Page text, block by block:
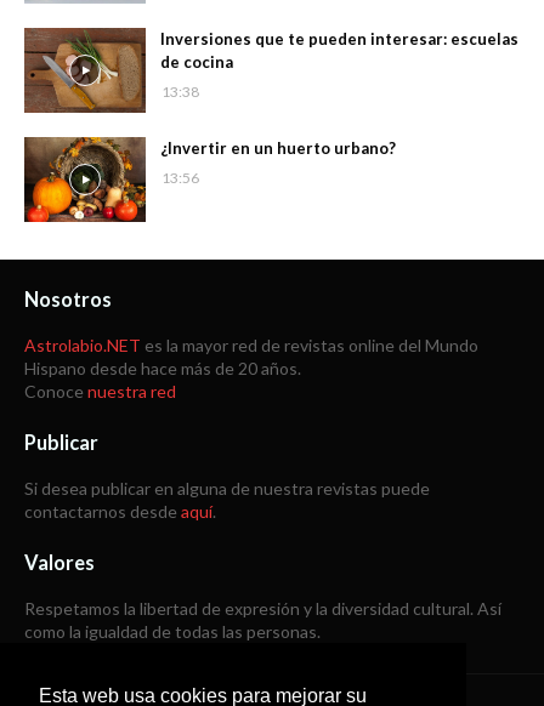
Esta web usa cookies para mejorar su
Inversiones que te pueden interesar: escuelas
de cocina
13:38
¿Invertir en un huerto urbano?
13:56
Nosotros
Astrolabio.NET es la mayor red de revistas online del Mundo
Hispano desde hace más de 20 años.
Conoce nuestra red
Publicar
Si desea publicar en alguna de nuestra revistas puede
contactarnos desde aquí.
Valores
Respetamos la libertad de expresión y la diversidad cultural. Así
como la igualdad de todas las personas.